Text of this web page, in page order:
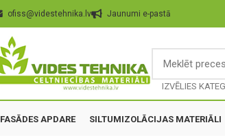
ofiss@videstehnika.lv Jaunumi e-pastā
FASĀDES APDARE SILTUMIZOLĀCIJAS MATERIĀLI
Palielināt